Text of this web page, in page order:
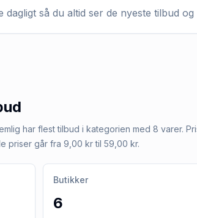
så du altid ser de nyeste tilbud
har flest tilbud i kategorien med 8 varer.
priser går fra 9,00 kr til 59,00 kr.
Butikker
6